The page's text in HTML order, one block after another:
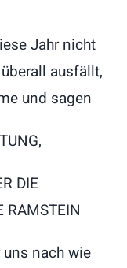
Jahr nicht
ausfällt,
und sagen
DIE
RAMSTEIN
nach wie